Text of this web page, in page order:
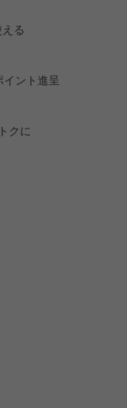
る
ント進呈
クに